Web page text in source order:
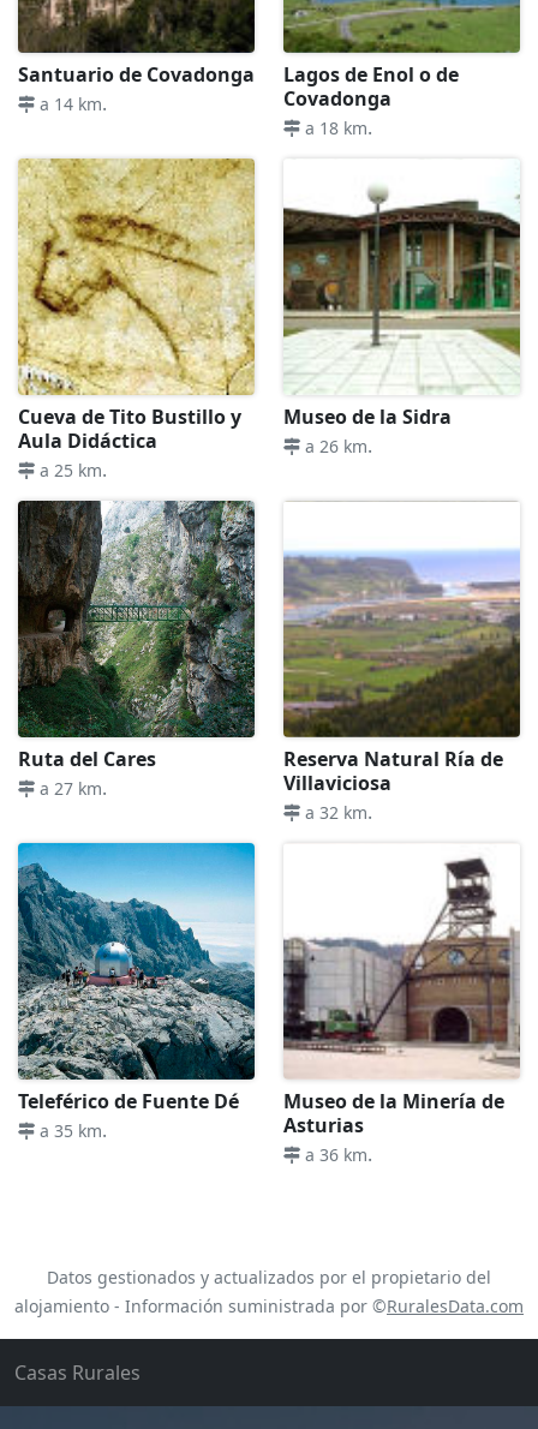
Santuario de Covadonga
a 14 km.
Lagos de Enol o de
Covadonga
a 18 km.
Cueva de Tito Bustillo y
Aula Didáctica
a 25 km.
Museo de la Sidra
a 26 km.
Ruta del Cares
a 27 km.
Reserva Natural Ría de
Villaviciosa
a 32 km.
Teleférico de Fuente Dé
a 35 km.
Museo de la Minería de
Asturias
a 36 km.
Datos gestionados y actualizados por el propietario del
alojamiento - Información suministrada por ©RuralesData.com
Casas Rurales